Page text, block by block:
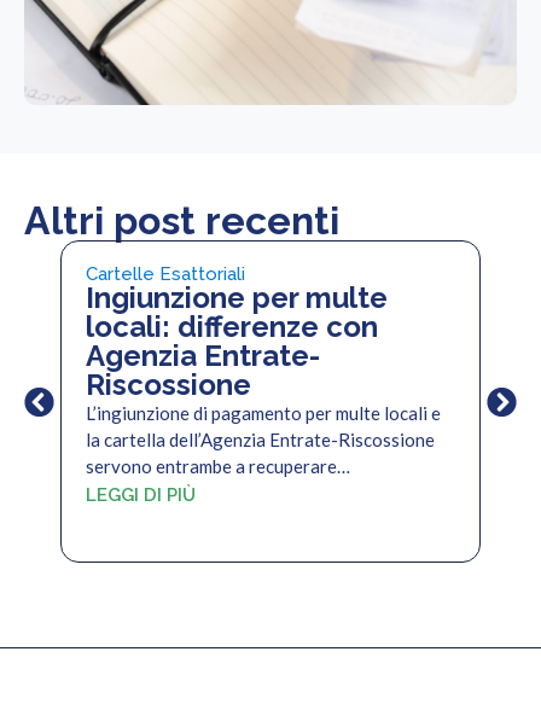
Altri post recenti
Cartelle Esattoriali
Ingiunzione per multe
locali: differenze con
Agenzia Entrate-
Riscossione
L’ingiunzione di pagamento per multe locali e
la cartella dell’Agenzia Entrate-Riscossione
servono entrambe a recuperare…
LEGGI DI PIÙ
Il
per